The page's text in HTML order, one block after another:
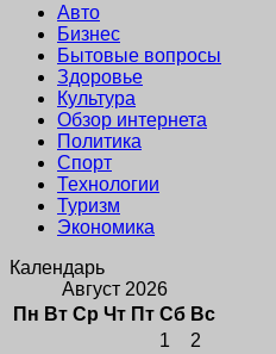
Авто
Бизнес
Бытовые вопросы
Здоровье
Культура
Обзор интернета
Политика
Спорт
Технологии
Туризм
Экономика
Календарь
Август 2026
Пн Вт Ср Чт Пт Сб Вс
1
2